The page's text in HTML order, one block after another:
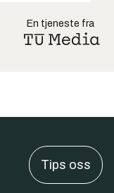
En tjeneste fra
Tips oss